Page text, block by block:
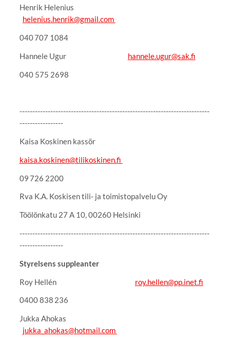
Henrik Helenius
helenius.henrik@gmail.com
040 707 1084
Hannele Ugur hannele.ugur@sak.fi
040 575 2698
--------------------------------------------------------------------------
-----------------
Kaisa Koskinen kassör
kaisa.koskinen@tilikoskinen.fi
09 726 2200
Rva K.A. Koskisen tili- ja toimistopalvelu Oy
Töölönkatu 27 A 10, 00260 Helsinki
--------------------------------------------------------------------------
-----------------
Styrelsens suppleanter
Roy Hellén roy.hellen@pp.inet.fi
0400 838 236
Jukka Ahokas
jukka_ahokas@hotmail.com